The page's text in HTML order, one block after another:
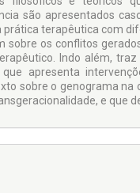
são apresentados
prática terapêutica com
sobre os conflitos
Indo além,
apresenta
sobre o genograma
e que